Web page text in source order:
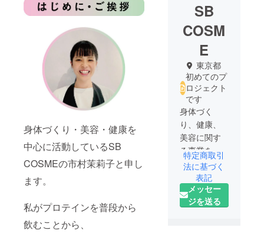
身体づくり・美容・健康を
中心に活動しているSB
COSMEの市村茉莉子と申し
ます。
私がプロテインを普段から
飲むことから、
SB
COSM
E
東京都
初めてのプ
ロジェクト
です
身体づく
り、健康、
美容に関す
る事業を展
開しており
ます。
プロテイ
ン、サプリ
特定商取引
法に基づく
表記
メッセー
ジを送る